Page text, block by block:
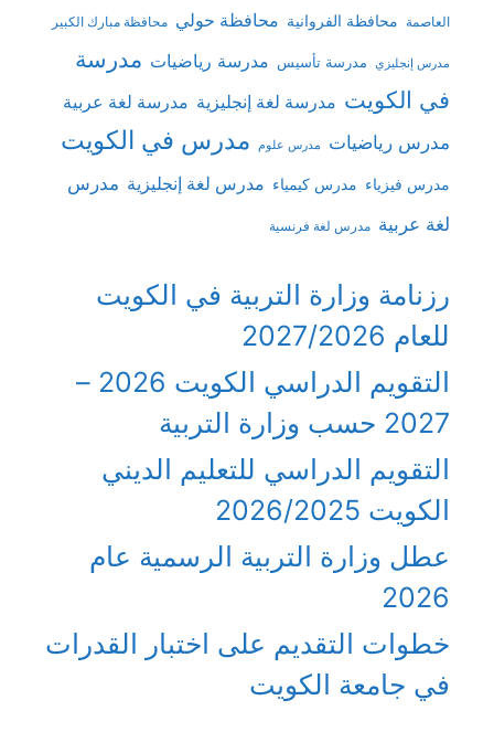
العاصمة محافظة الفروانية محافظة حولي محافظة مبارك الكبير
مدرس إنجليزي مدرسة تأسيس مدرسة رياضيات مدرسة
في الكويت مدرسة لغة إنجليزية مدرسة لغة عربية
مدرس رياضيات مدرس علوم مدرس في الكويت
مدرس فيزياء مدرس كيمياء مدرس لغة إنجليزية مدرس
لغة عربية مدرس لغة فرنسية
رزنامة وزارة التربية في الكويت
للعام 2027/2026
التقويم الدراسي الكويت 2026 –
2027 حسب وزارة التربية
التقويم الدراسي للتعليم الديني
الكويت 2026/2025
عطل وزارة التربية الرسمية عام
2026
خطوات التقديم على اختبار القدرات
في جامعة الكويت